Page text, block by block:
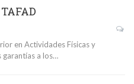
en Actividades Físicas y
garantías a los…